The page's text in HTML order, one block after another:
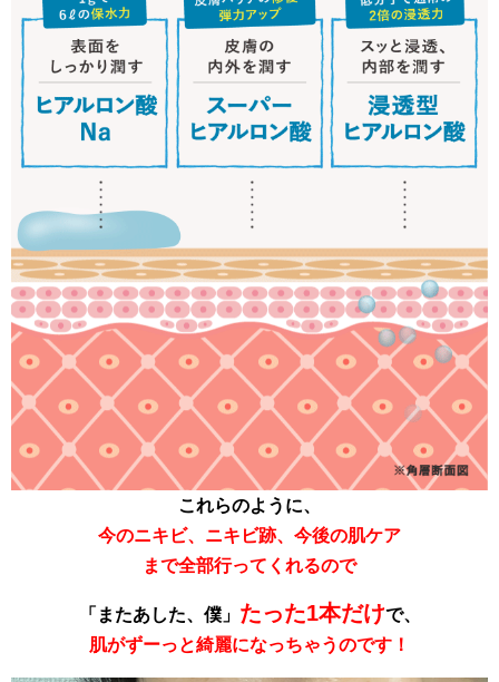
これらのように、
今のニキビ、ニキビ跡、今後の肌ケア
まで全部行ってくれるので
「またあした、僕」 たった1本だけで、
肌がずーっと綺麗になっちゃうのです！